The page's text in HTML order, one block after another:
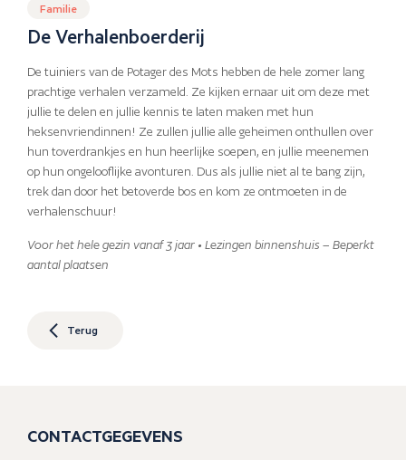
Familie
De Verhalenboerderij
De tuiniers van de Potager des Mots hebben de hele zomer lang
prachtige verhalen verzameld. Ze kijken ernaar uit om deze met
jullie te delen en jullie kennis te laten maken met hun
heksenvriendinnen! Ze zullen jullie alle geheimen onthullen over
hun toverdrankjes en hun heerlijke soepen, en jullie meenemen
op hun ongelooflijke avonturen. Dus als jullie niet al te bang zijn,
trek dan door het betoverde bos en kom ze ontmoeten in de
verhalenschuur!
Voor het hele gezin vanaf 3 jaar • Lezingen binnenshuis – Beperkt
aantal plaatsen
Terug
CONTACTGEGEVENS